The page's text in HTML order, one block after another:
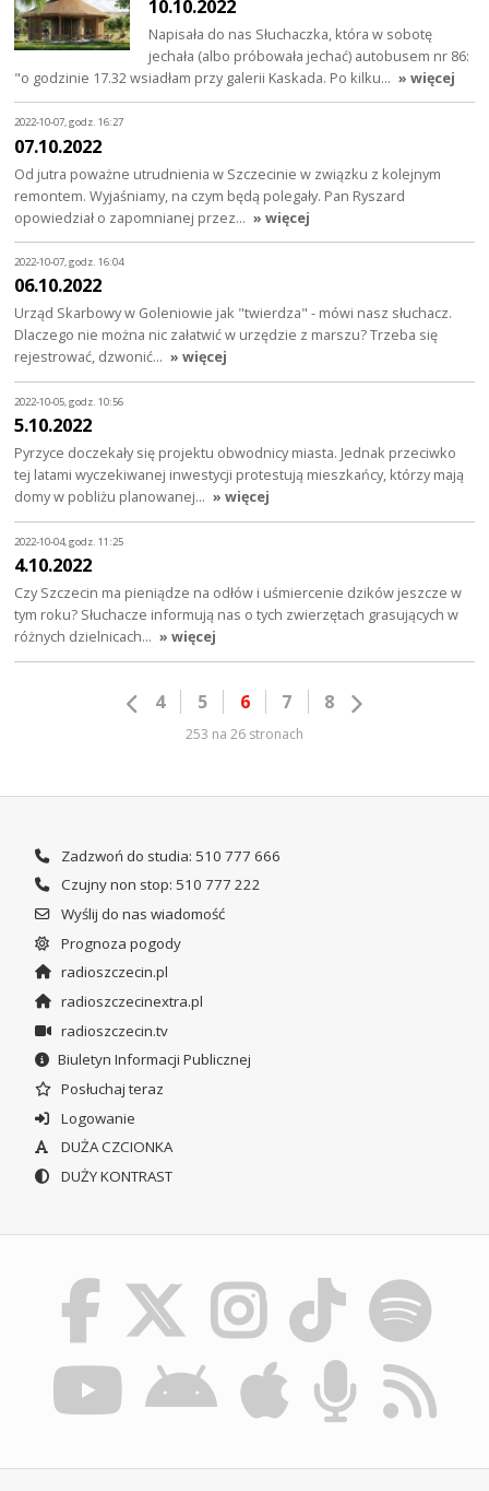
10.10.2022
Napisała do nas Słuchaczka, która w sobotę
jechała (albo próbowała jechać) autobusem nr 86:
"o godzinie 17.32 wsiadłam przy galerii Kaskada. Po kilku… » więcej
2022-10-07, godz. 16:27
07.10.2022
Od jutra poważne utrudnienia w Szczecinie w związku z kolejnym
remontem. Wyjaśniamy, na czym będą polegały. Pan Ryszard
opowiedział o zapomnianej przez… » więcej
2022-10-07, godz. 16:04
06.10.2022
Urząd Skarbowy w Goleniowie jak "twierdza" - mówi nasz słuchacz.
Dlaczego nie można nic załatwić w urzędzie z marszu? Trzeba się
rejestrować, dzwonić… » więcej
2022-10-05, godz. 10:56
5.10.2022
Pyrzyce doczekały się projektu obwodnicy miasta. Jednak przeciwko
tej latami wyczekiwanej inwestycji protestują mieszkańcy, którzy mają
domy w pobliżu planowanej… » więcej
2022-10-04, godz. 11:25
4.10.2022
Czy Szczecin ma pieniądze na odłów i uśmiercenie dzików jeszcze w
tym roku? Słuchacze informują nas o tych zwierzętach grasujących w
różnych dzielnicach… » więcej
4 5 6 7 8
253 na 26 stronach
Zadzwoń do studia: 510 777 666
Czujny non stop: 510 777 222
Wyślij do nas wiadomość
Prognoza pogody
radioszczecin.pl
radioszczecinextra.pl
radioszczecin.tv
Biuletyn Informacji Publicznej
Posłuchaj teraz
Logowanie
DUŻA CZCIONKA
DUŻY KONTRAST